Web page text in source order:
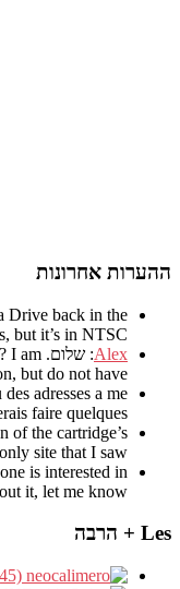
ההערות אחרונות
Drive back in the
, but it’s in NTSC
Alex: שלום. ? I am
, but do not have..
des adresses a me
faire quelques..
of the cartridge’s
site that I saw...
is interested in
it, let me know.
Les + הרבה